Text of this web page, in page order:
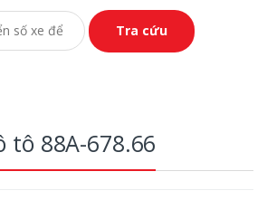
nguội
tô 88A-678.66